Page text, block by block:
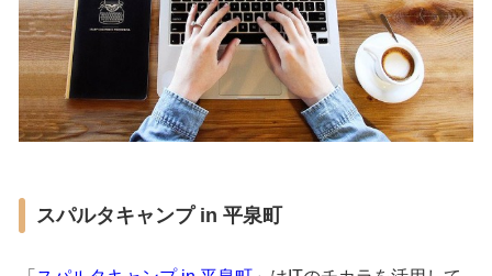
スパルタキャンプ in 平泉町